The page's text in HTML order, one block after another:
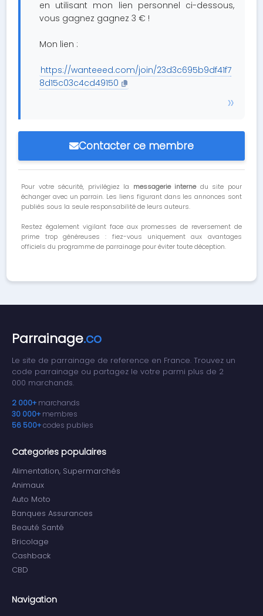
en utilisant mon lien personnel ci-dessous,
vous gagnez gagnez 3 € !
Mon lien :
https://wanteeed.com/join/23d3c695b9df41f7
8d15c03c4cd49150
Contacter ce membre
Pour votre sécurité, privilégiez la messagerie internedu site pour
échanger avec un parrain. Les liens figurant dans les annonces sont
publiés sous la seule responsabilité de leurs auteurs.
Restez également vigilant face aux promesses de reversement de
prime trop généreuses : fiez-vous uniquement aux avantages
officiels du programme de parrainage pour éviter toute déception.
Parrainage.co
Le site de parrainage de reference en France. Trouvez un
code parrainage ou partagez le votre parmi plus de 2
000 marchands.
2 000+ marchands
30 000+ membres
56 500+codes publies
Categories populaires
Alimentation, Supermarchés
Animaux
Auto Moto
Banques Assurances
Beauté Santé
Bricolage
Cashback
CBD
Navigation